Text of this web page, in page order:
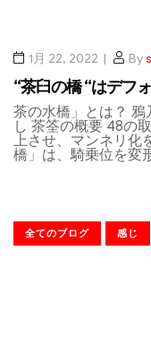
1月 22, 2022 By
“茶臼の橋 “はデフ
茶の水橋」とは？
し 茶筌の概要 48の
上させ、マンネリ化
橋」は、騎乗位を変
全てのブログ 感じ